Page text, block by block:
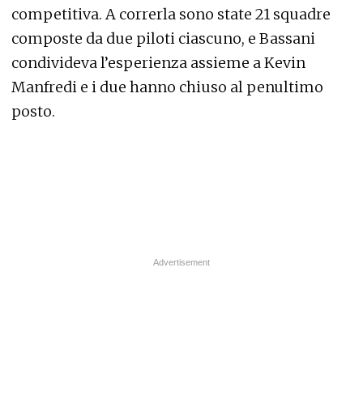
competitiva. A correrla sono state 21 squadre
composte da due piloti ciascuno, e Bassani
condivideva l’esperienza assieme a Kevin
Manfredi e i due hanno chiuso al penultimo
posto.